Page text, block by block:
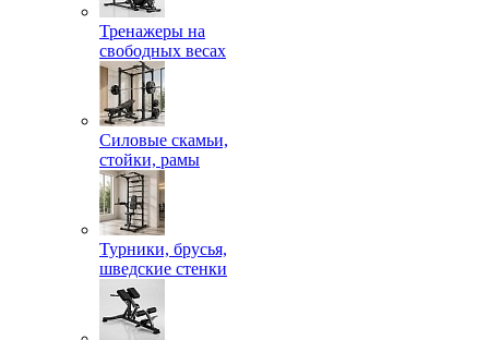
Тренажеры на
свободных весах
Силовые скамьи,
стойки, рамы
Турники, брусья,
шведские стенки